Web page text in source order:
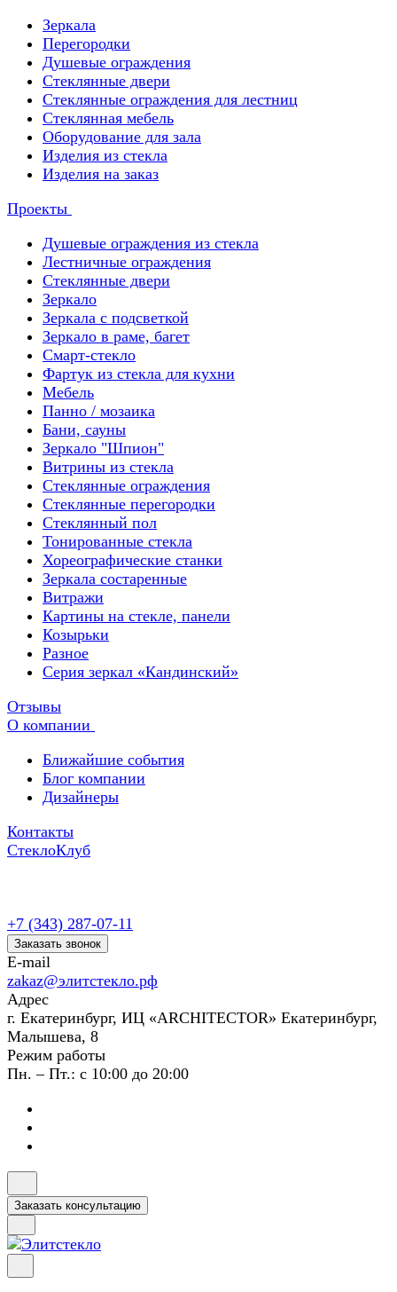
Зеркала
Перегородки
Душевые ограждения
Стеклянные двери
Стеклянные ограждения для лестниц
Стеклянная мебель
Оборудование для зала
Изделия из стекла
Изделия на заказ
Проекты
Душевые ограждения из стекла
Лестничные ограждения
Стеклянные двери
Зеркало
Зеркала с подсветкой
Зеркало в раме, багет
Смарт-стекло
Фартук из стекла для кухни
Мебель
Панно / мозаика
Бани, сауны
Зеркало "Шпион"
Витрины из стекла
Стеклянные ограждения
Стеклянные перегородки
Стеклянный пол
Тонированные стекла
Хореографические станки
Зеркала состаренные
Витражи
Картины на стекле, панели
Козырьки
Разное
Серия зеркал «Кандинский»
Отзывы
О компании
Ближайшие события
Блог компании
Дизайнеры
Контакты
СтеклоКлуб
+7 (343) 287-07-11
Заказать звонок
E-mail
zakaz@элитстекло.рф
Адрес
г. Екатеринбург, ИЦ «ARCHITECTOR» Екатеринбург,
Малышева, 8
Режим работы
Пн. – Пт.: с 10:00 до 20:00
Заказать консультацию